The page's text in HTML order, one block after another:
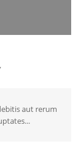
aut rerum